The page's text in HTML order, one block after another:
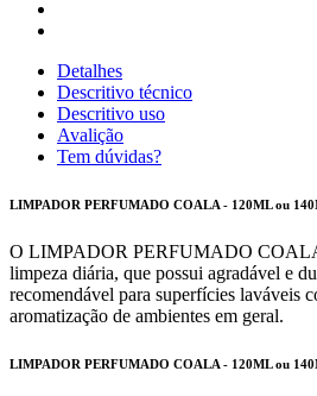
Detalhes
Descritivo técnico
Descritivo uso
Avalição
Tem dúvidas?
LIMPADOR PERFUMADO COALA - 120ML ou
O LIMPADOR PERFUMADO
limpeza diária, que possui agradável e
recomendável para superfícies laváveis
aromatização de ambientes em geral.
LIMPADOR PERFUMADO COALA - 120ML ou